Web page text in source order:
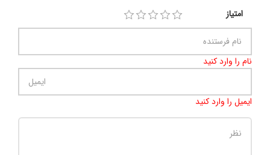
امتیاز
نام را وارد کنید
ایمیل را وارد کنید